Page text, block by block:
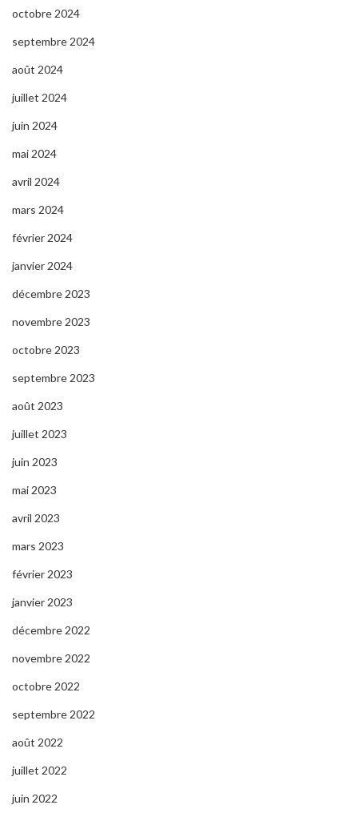
octobre 2024
septembre 2024
août 2024
juillet 2024
juin 2024
mai 2024
avril 2024
mars 2024
février 2024
janvier 2024
décembre 2023
novembre 2023
octobre 2023
septembre 2023
août 2023
juillet 2023
juin 2023
mai 2023
avril 2023
mars 2023
février 2023
janvier 2023
décembre 2022
novembre 2022
octobre 2022
septembre 2022
août 2022
juillet 2022
juin 2022